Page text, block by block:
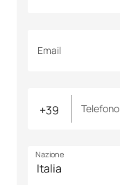
Email
Telefono
Nazione